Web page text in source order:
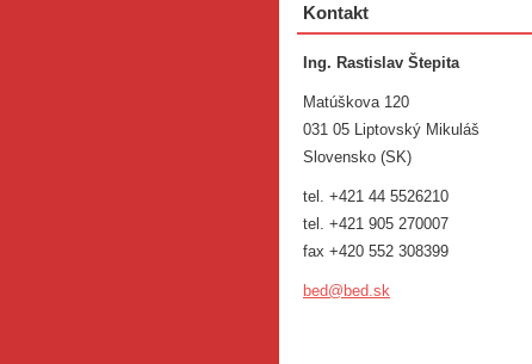
Kontakt
Ing. Rastislav Štepita
Matúškova 120
031 05 Liptovský Mikuláš
Slovensko (SK)
tel. +421 44 5526210
tel. +421 905 270007
fax +420 552 308399
bed@bed.sk